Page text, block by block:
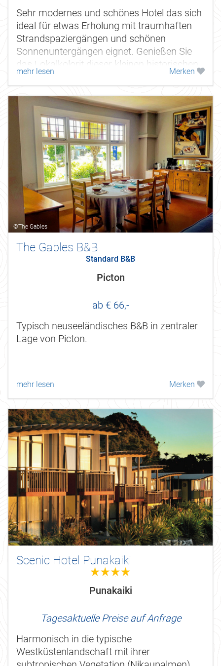
Sehr modernes und schönes Hotel das sich
ideal für etwas Erholung mit traumhaften
Strandspaziergängen und schönen
Sonnenuntergängen eignet. Genießen Sie
das Lokalkolorit dieser kleinen historischen
Siedlung an der Westküste.
mehr lesen Merken
©The Gables
The Gables B&B
Standard B&B
Picton
ab € 66,-
Typisch neuseeländisches B&B in zentraler
Lage von Picton.
mehr lesen Merken
Scenic Hotel Punakaiki
4.0
Punakaiki
Tagesaktuelle Preise auf Anfrage
Harmonisch in die typische
Westküstenlandschaft mit ihrer